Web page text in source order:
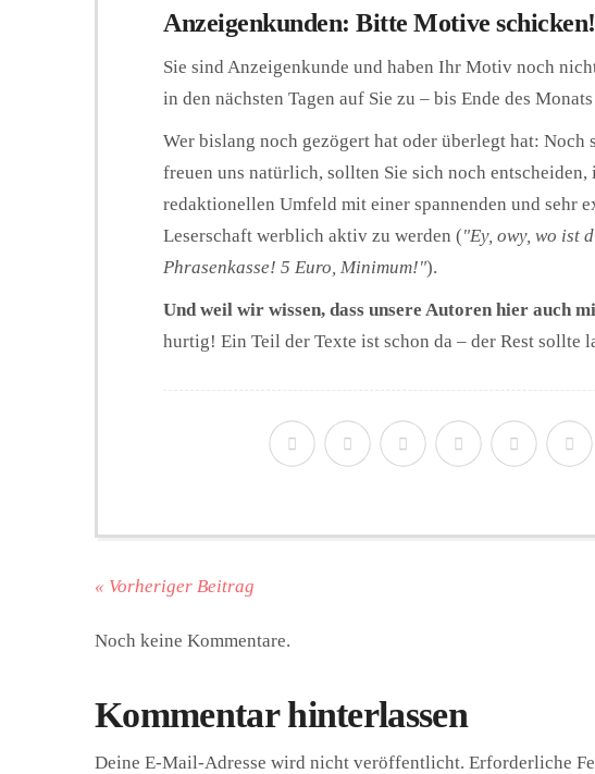
Anzeigenkunden: Bitte Motive schicken!
Sie sind Anzeigenkunde und haben Ihr Motiv noch
in den nächsten Tagen auf Sie zu – bis Ende des
Wer bislang noch gezögert hat oder überlegt hat: Noch
freuen uns natürlich, sollten Sie sich noch
redaktionellen Umfeld mit einer spannenden und sehr
Leserschaft werblich aktiv zu werden ("Ey, owy, wo ist
Phrasenkasse! 5 Euro, Minimum!").
Und weil wir wissen, dass unsere Autoren hier auch
hurtig! Ein Teil der Texte ist schon da – der Rest sollte
« Vorheriger Beitrag
Noch keine Kommentare.
Kommentar hinterlassen
Deine E-Mail-Adresse wird nicht veröffentlicht. Erforderliche